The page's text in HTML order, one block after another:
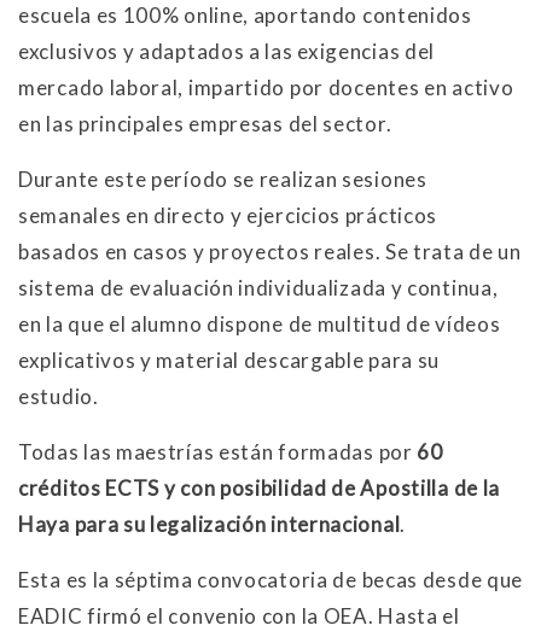
escuela es 100% online, aportando contenidos
exclusivos y adaptados a las exigencias del
mercado laboral, impartido por docentes en activo
en las principales empresas del sector.
Durante este período se realizan sesiones
semanales en directo y ejercicios prácticos
basados en casos y proyectos reales. Se trata de un
sistema de evaluación individualizada y continua,
en la que el alumno dispone de multitud de vídeos
explicativos y material descargable para su
estudio.
Todas las maestrías están formadas por 60
créditos ECTS y con posibilidad de Apostilla de la
Haya para su legalización internacional.
Esta es la séptima convocatoria de becas desde que
EADIC firmó el convenio con la OEA. Hasta el